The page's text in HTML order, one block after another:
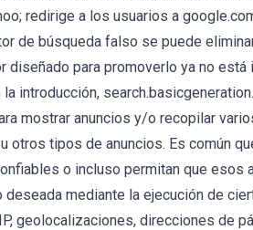
redirige a los usuarios a
de búsqueda falso se puede
diseñado para promoverlo ya no
la introducción,
mostrar anuncios y/o recopilar
otros tipos de anuncios. Es común
o incluso permitan que esos
deseada mediante la ejecución de
geolocalizaciones, direcciones de